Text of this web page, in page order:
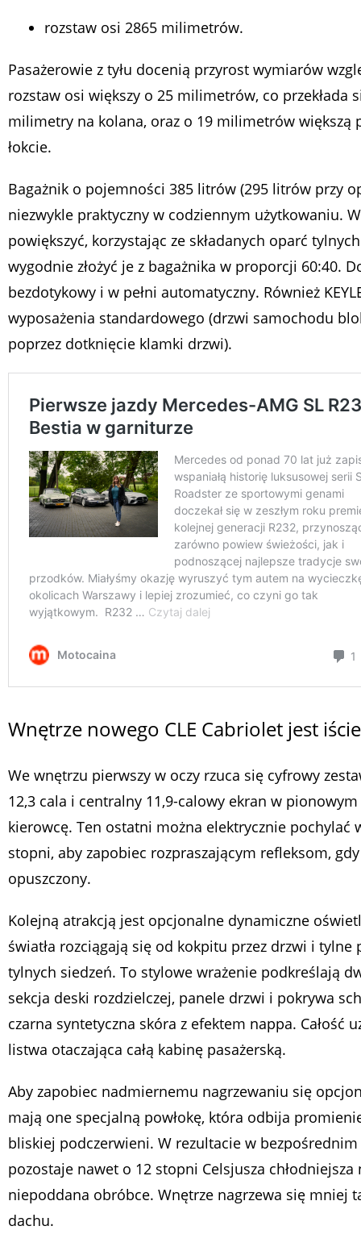
rozstaw osi 2865 milimetrów.
Pasażerowie z tyłu docenią przyrost wymiarów
rozstaw osi większy o 25 milimetrów, co przekłada
milimetry na kolana, oraz o 19 milimetrów większą
łokcie.
Bagażnik o pojemności 385 litrów (295 litrów przy
niezwykle praktyczny w codziennym użytkowaniu.
powiększyć, korzystając ze składanych oparć
wygodnie złożyć je z bagażnika w proporcji 60:40.
bezdotykowy i w pełni automatyczny. Również
wyposażenia standardowego (drzwi samochodu
poprzez dotknięcie klamki drzwi).
Wnętrze nowego CLE Cabriolet jest
We wnętrzu pierwszy w oczy rzuca się cyfrowy
12,3 cala i centralny 11,9-calowy ekran w
kierowcę. Ten ostatni można elektrycznie pochylać
stopni, aby zapobiec rozpraszającym refleksom,
opuszczony.
Kolejną atrakcją jest opcjonalne dynamiczne
światła rozciągają się od kokpitu przez drzwi i tylne
tylnych siedzeń. To stylowe wrażenie podkreślają
sekcja deski rozdzielczej, panele drzwi i pokrywa
czarna syntetyczna skóra z efektem nappa. Całość
listwa otaczająca całą kabinę pasażerską.
Aby zapobiec nadmiernemu nagrzewaniu się
mają one specjalną powłokę, która odbija
bliskiej podczerwieni. W rezultacie w
pozostaje nawet o 12 stopni Celsjusza
niepoddana obróbce. Wnętrze nagrzewa się mniej
dachu.